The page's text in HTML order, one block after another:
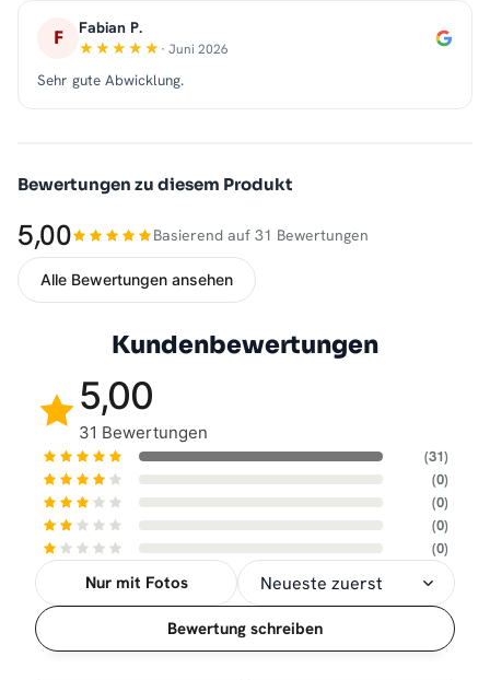
F Fabian P.
· Juni 2026
Sehr gute Abwicklung.
Bewertungen zu diesem Produkt
5,00 Basierend auf 31 Bewertungen
Alle Bewertungen ansehen
Kundenbewertungen
5,00
31 Bewertungen
(31)
(0)
(0)
(0)
(0)
Nur mit Fotos
Sortierung
Bewertung schreiben